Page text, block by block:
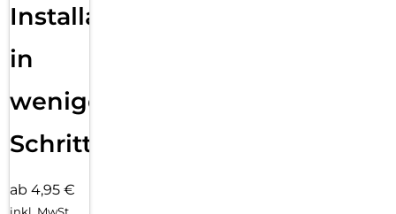
Installation
in
wenigen
Schritten
ab 4,95 €